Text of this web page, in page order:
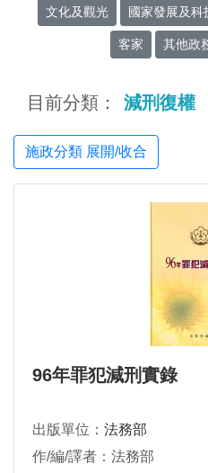
文化及觀光 國家發展及科
客家 其他政
目前分類： 減刑復權
施政分類 展開/收合
96年罪犯減刑實錄
出版單位： 法務部
作/編/譯者：法務部